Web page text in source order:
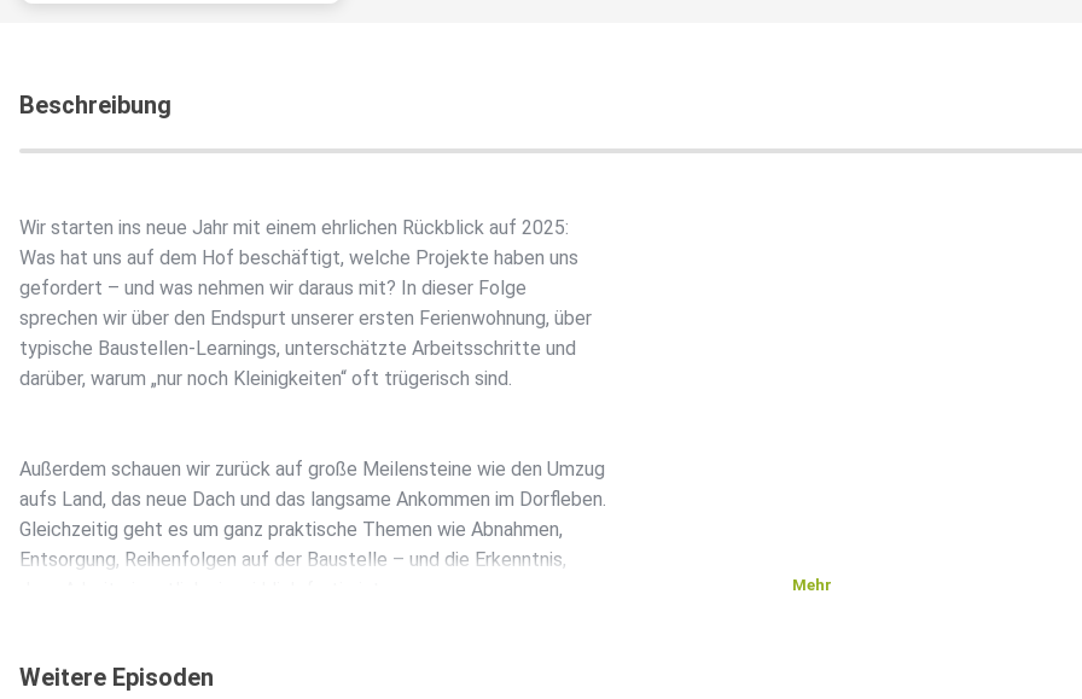
Beschreibung
Wir starten ins neue Jahr mit einem ehrlichen Rückblick auf 2025:
Was hat uns auf dem Hof beschäftigt, welche Projekte haben uns
gefordert – und was nehmen wir daraus mit? In dieser Folge
sprechen wir über den Endspurt unserer ersten Ferienwohnung, über
typische Baustellen-Learnings, unterschätzte Arbeitsschritte und
darüber, warum „nur noch Kleinigkeiten“ oft trügerisch sind.
Außerdem schauen wir zurück auf große Meilensteine wie den Umzug
aufs Land, das neue Dach und das langsame Ankommen im Dorfleben.
Gleichzeitig geht es um ganz praktische Themen wie Abnahmen,
Entsorgung, Reihenfolgen auf der Baustelle – und die Erkenntnis,
Zum Schluss werfen wir einen Blick nach vorn: 2026 bringt die
Mehr
Weitere Episoden